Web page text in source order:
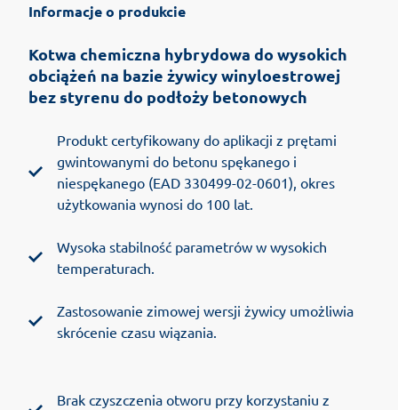
Informacje o produkcie
Kotwa chemiczna hybrydowa do wysokich
obciążeń na bazie żywicy winyloestrowej
bez styrenu do podłoży betonowych
Produkt certyfikowany do aplikacji z prętami
gwintowanymi do betonu spękanego i
niespękanego (EAD 330499-02-0601), okres
użytkowania wynosi do 100 lat.
Wysoka stabilność parametrów w wysokich
temperaturach.
Zastosowanie zimowej wersji żywicy umożliwia
skrócenie czasu wiązania.
Brak czyszczenia otworu przy korzystaniu z